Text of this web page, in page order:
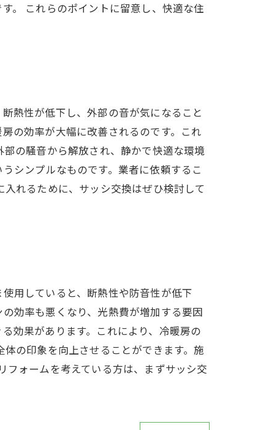
。 これらのポイントに留意し、快適な住
熱性が低下し、外部の音が気になること
の効率が大幅に改善されるのです。これ
の騒音から解放され、静かで快適な環境
シンプルなものです。業者に依頼するこ
れるために、サッシ交換はぜひ検討して
用していると、断熱性や防音性が低下
効率も悪くなり、光熱費が増加する要因
効果があります。これにより、冷暖房の
の印象を向上させることができます。施
フォームを考えている方は、まずサッシ交